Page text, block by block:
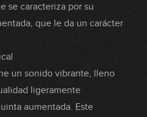
se caracteriza por su
que le da un carácter
un sonido vibrante, lleno
ligeramente
aumentada. Este